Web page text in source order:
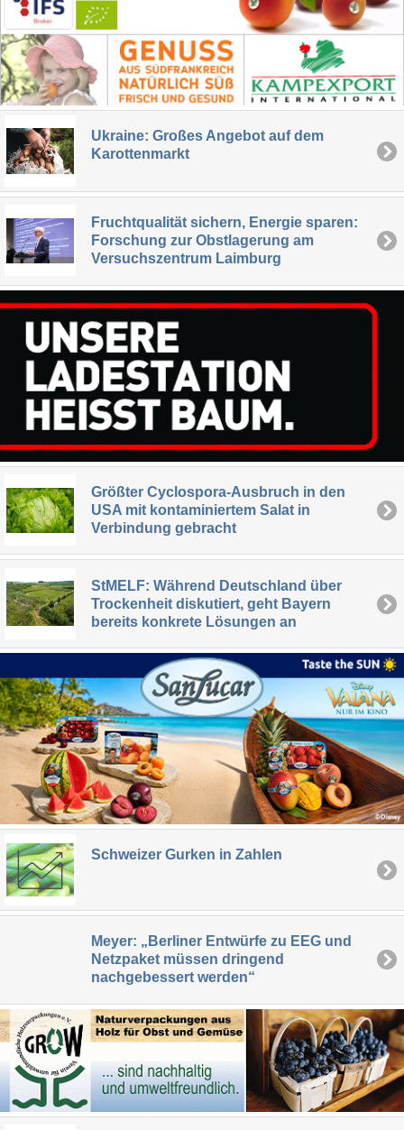
Ukraine: Großes Angebot auf dem
Karottenmarkt
Fruchtqualität sichern, Energie sparen:
Forschung zur Obstlagerung am
Versuchszentrum Laimburg
Größter Cyclospora-Ausbruch in den
USA mit kontaminiertem Salat in
Verbindung gebracht
StMELF: Während Deutschland über
Trockenheit diskutiert, geht Bayern
bereits konkrete Lösungen an
Schweizer Gurken in Zahlen
Meyer: „Berliner Entwürfe zu EEG und
Netzpaket müssen dringend
nachgebessert werden“